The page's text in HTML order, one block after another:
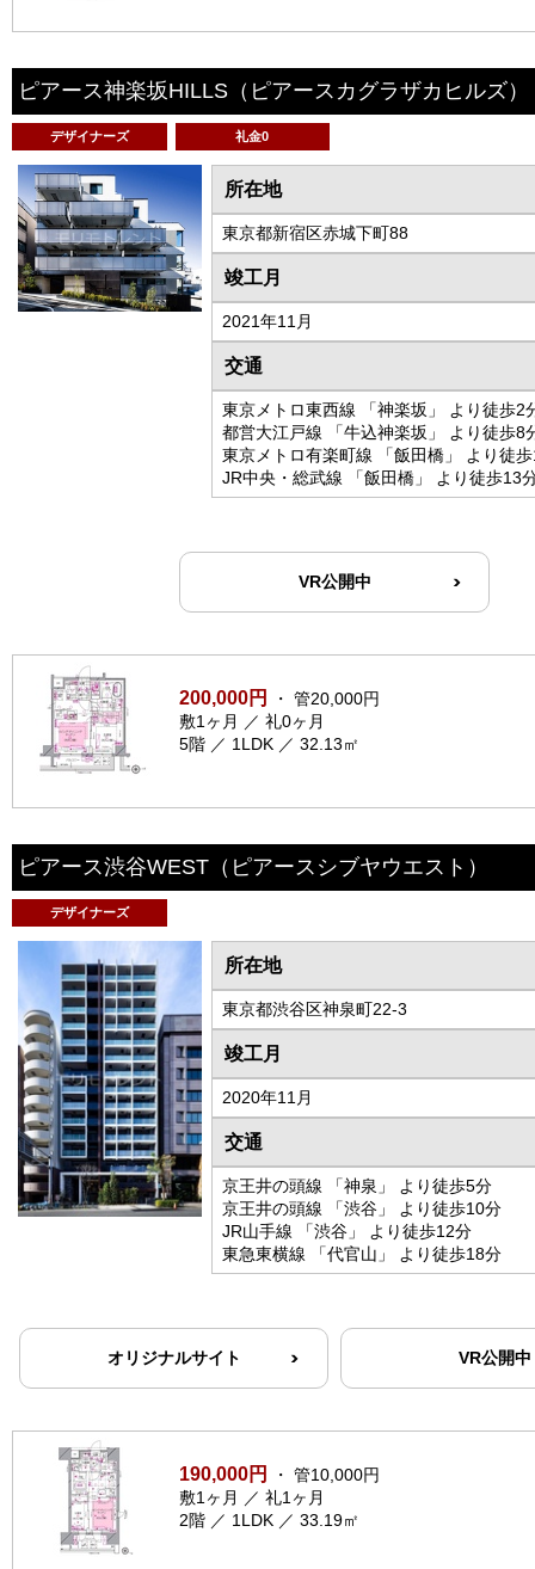
ピアース神楽坂HILLS （ピアースカグラザカヒルズ）
デザイナーズ 礼金0
所在地
東京都新宿区赤城下町88
竣工月
2021年11月
交通
東京メトロ東西線 「神楽坂」 より徒歩2
都営大江戸線 「牛込神楽坂」 より徒歩8
東京メトロ有楽町線 「飯田橋」 より徒
JR中央・総武線 「飯田橋」 より徒歩13
VR公開中
200,000円
・ 管20,000円
敷1ヶ月 ／ 礼0ヶ月
5階 ／ 1LDK ／ 32.13㎡
ピアース渋谷WEST （ピアースシブヤウエスト）
デザイナーズ
所在地
東京都渋谷区神泉町22-3
竣工月
2020年11月
交通
京王井の頭線 「神泉」 より徒歩5分
京王井の頭線 「渋谷」 より徒歩10分
JR山手線 「渋谷」 より徒歩12分
東急東横線 「代官山」 より徒歩18分
オリジナルサイト VR公開中
190,000円
・ 管10,000円
敷1ヶ月 ／ 礼1ヶ月
2階 ／ 1LDK ／ 33.19㎡